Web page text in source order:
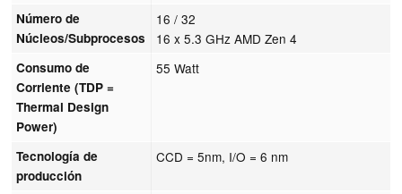
Número de
Núcleos/Subprocesos
16 / 32
16 x 5.3 GHz AMD Zen 4
Consumo de
Corriente (TDP =
Thermal Design
Power)
55 Watt
Tecnología de
producción
CCD = 5nm, I/O = 6 nm